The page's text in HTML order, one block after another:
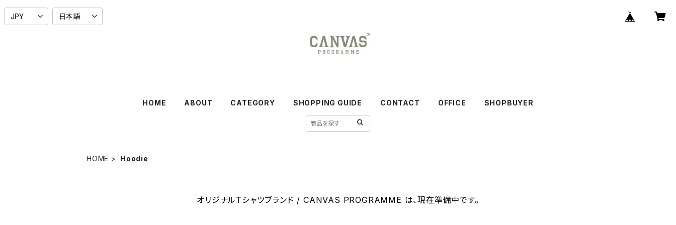
HOME ABOUT CATEGORY SHOPPING GUIDE CONTACT OFFICE SHOPBUYER
HOME Hoodie
オリジナルTシャツブランド / CANVAS PROGRAMME は、現在準備中です。